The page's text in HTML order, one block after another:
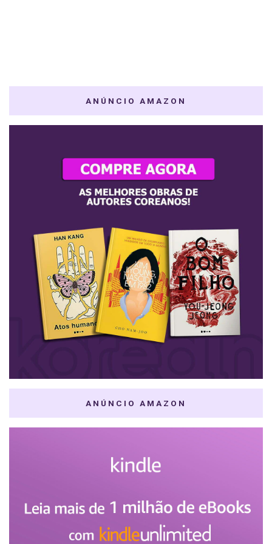
ANÚNCIO AMAZON
ANÚNCIO AMAZON